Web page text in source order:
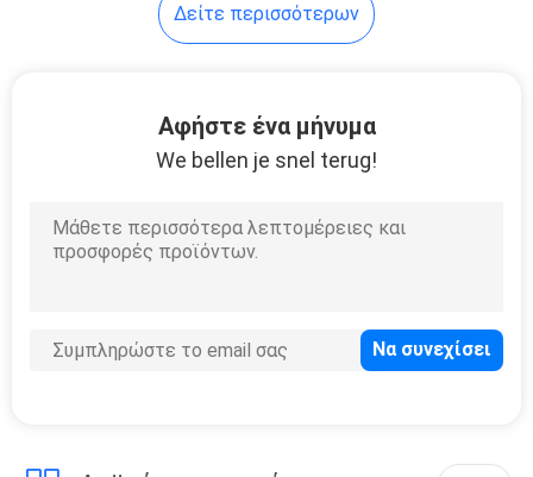
Διασκορπιστής
τσιγάρο
Δείτε περισσότερων
Αφήστε ένα μήνυμα
We bellen je snel terug!